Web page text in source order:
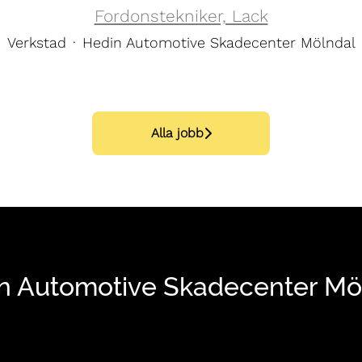
Fordonstekniker, Lack
Verkstad · Hedin Automotive Skadecenter Mölndal
Alla jobb
Automotive Skadecenter